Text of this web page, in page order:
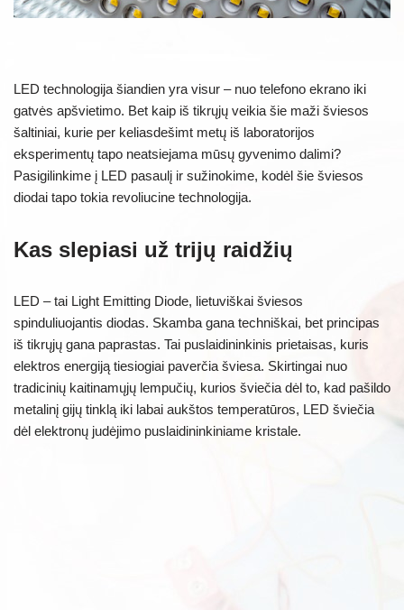
LED technologija šiandien yra visur – nuo telefono ekrano iki
gatvės apšvietimo. Bet kaip iš tikrųjų veikia šie maži šviesos
šaltiniai, kurie per keliasdešimt metų iš laboratorijos
eksperimentų tapo neatsiejama mūsų gyvenimo dalimi?
Pasigilinkime į LED pasaulį ir sužinokime, kodėl šie šviesos
diodai tapo tokia revoliucine technologija.
Kas slepiasi už trijų raidžių
LED – tai Light Emitting Diode, lietuviškai šviesos
spinduliuojantis diodas. Skamba gana techniškai, bet principas
iš tikrųjų gana paprastas. Tai puslaidininkinis prietaisas, kuris
elektros energiją tiesiogiai paverčia šviesa. Skirtingai nuo
tradicinių kaitinamųjų lempučių, kurios šviečia dėl to, kad pašildo
metalinį gijų tinklą iki labai aukštos temperatūros, LED šviečia
dėl elektronų judėjimo puslaidininkiniame kristale.